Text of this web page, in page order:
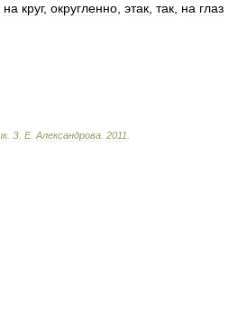
на круг, округленно этак так на глаз
. З Е. Александрова 2011